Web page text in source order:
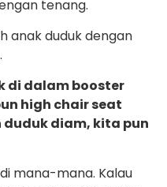
tenang.
anak duduk dengan
di dalam booster
high chair seat
duduk diam, kita pun
mana-mana. Kalau